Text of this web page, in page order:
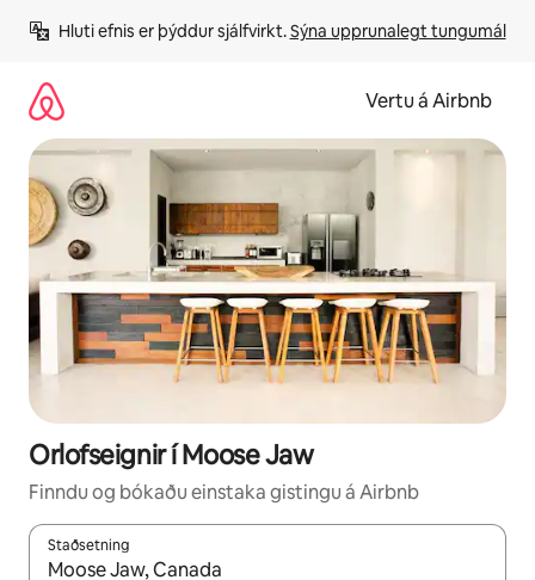
beint
Hluti efnis er þýddur sjálfvirkt. Sýna upprunalegt tungumál
Vertu á Airbnb
Orlofseignir í Moose Jaw
Finndu og bókaðu einstaka gistingu á Airbnb
Staðsetning
Þegar niðurstöður liggja fyrir skaltu nota upp og niður